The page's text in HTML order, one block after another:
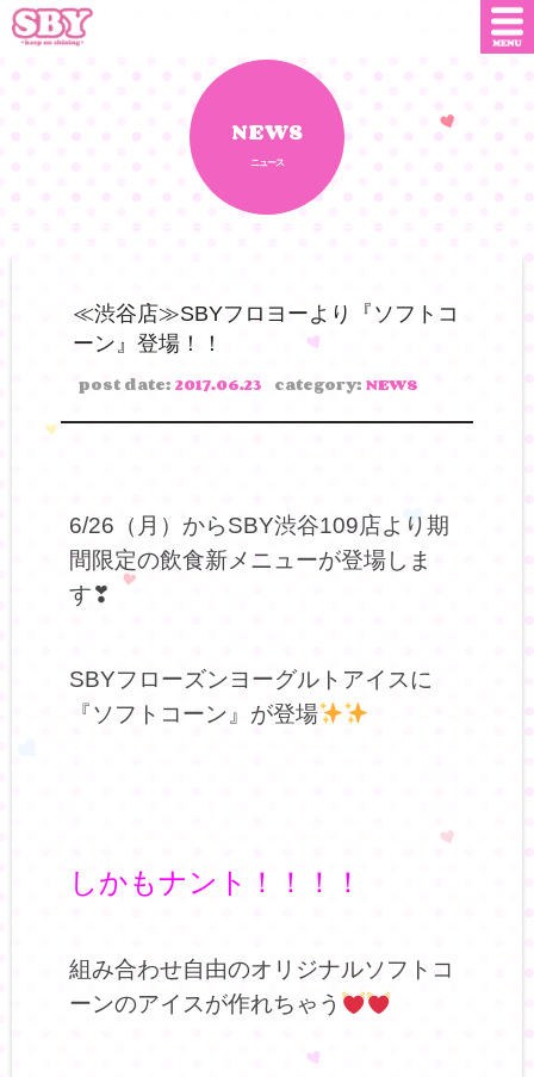
会社概要
NEWS
ニュース
≪渋谷店≫SBYフロヨーより『ソフトコ
ーン』登場！！
post date: 2017.06.23 category: NEWS
6/26（月）からSBY渋谷109店より期
間限定の飲食新メニューが登場しま
す❣
SBYフローズンヨーグルトアイスに
『ソフトコーン』が登場
しかもナント！！！！
組み合わせ自由のオリジナルソフトコ
ーンのアイスが作れちゃう